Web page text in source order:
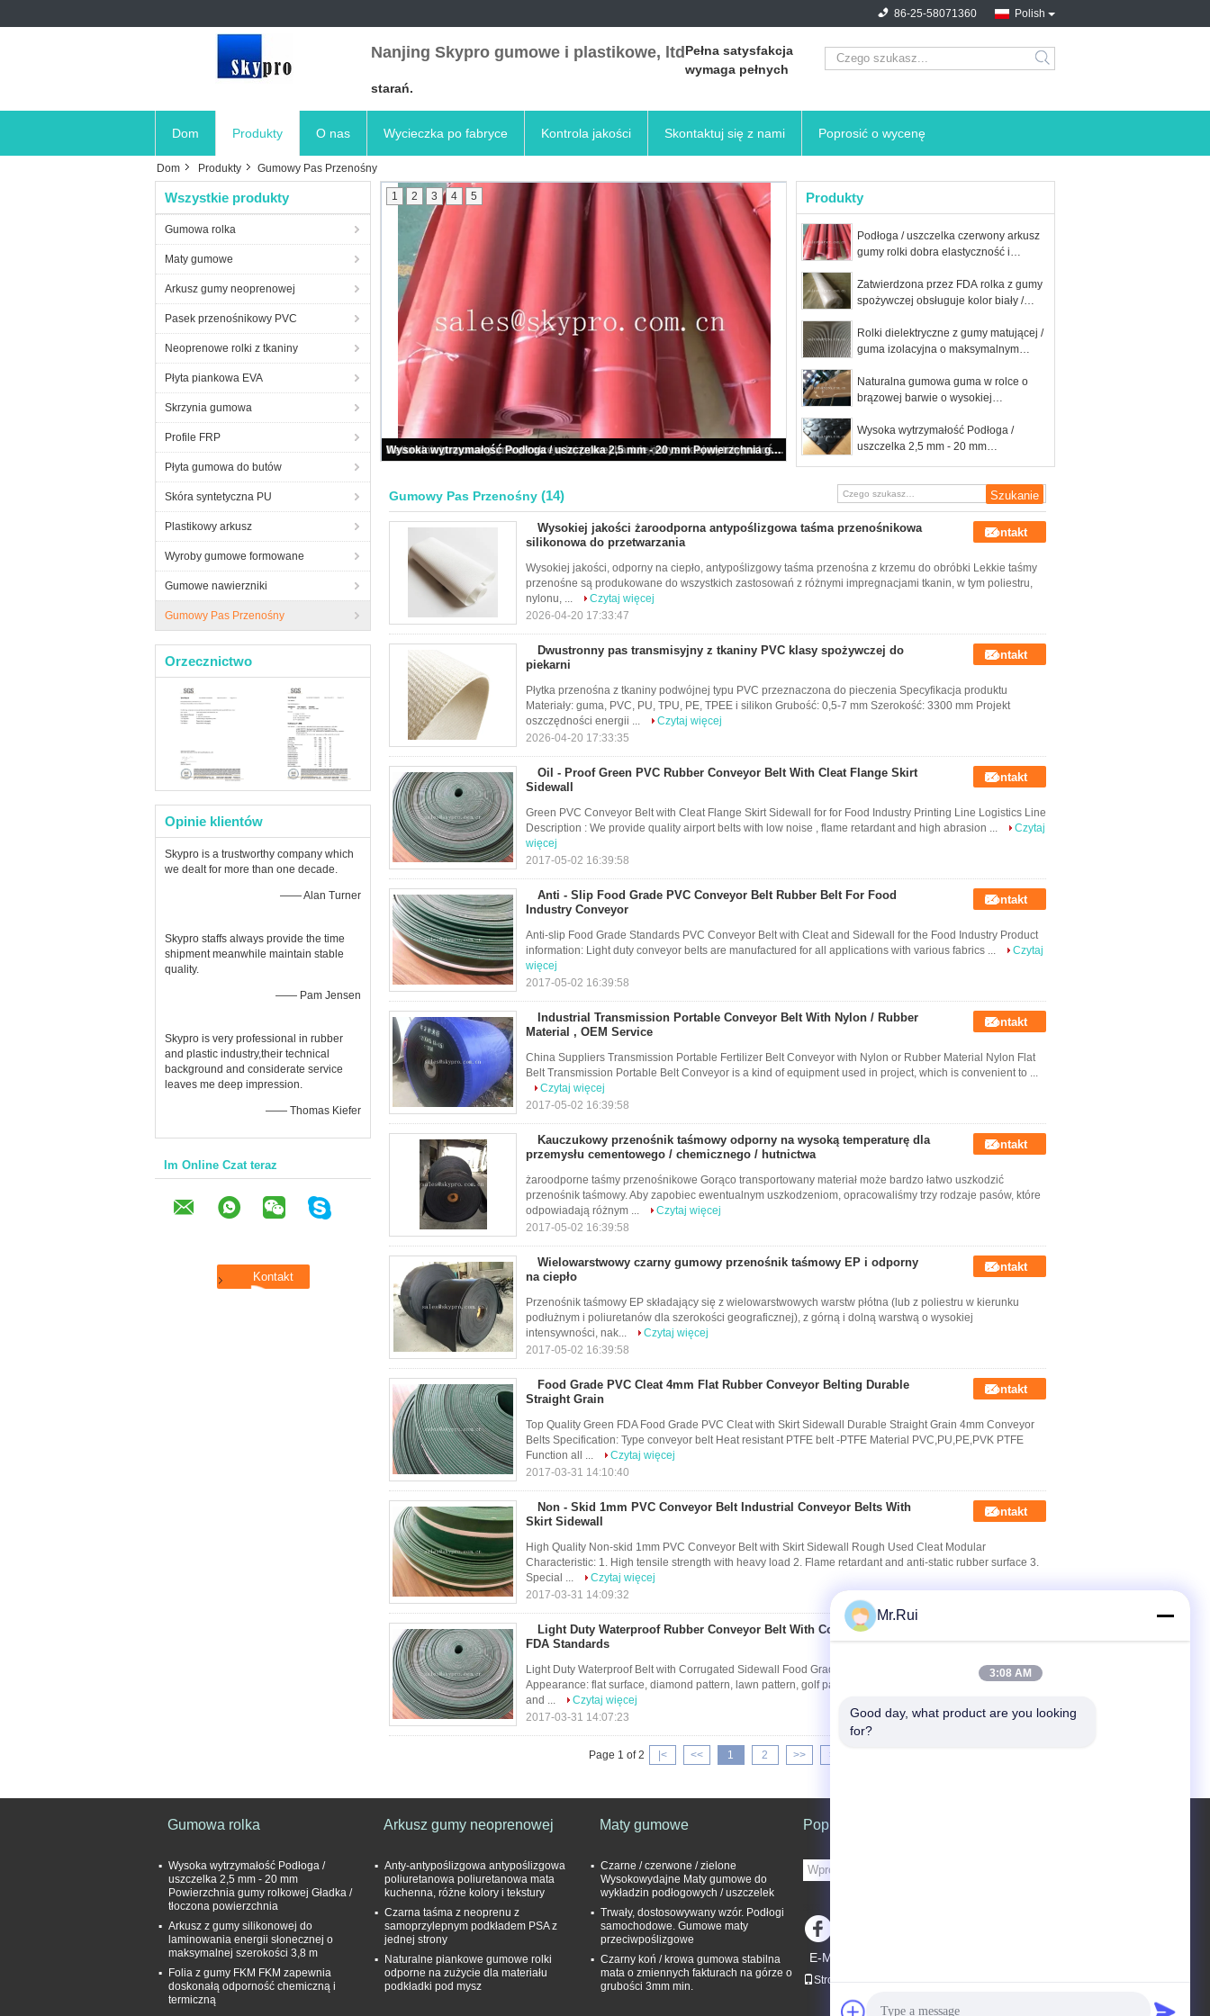
Polish
86-25-58071360
Nanjing Skypro gumowe i plastikowe, ltd Pełna satysfakcja
wymaga pełnych
starań.
search
Dom Produkty O nas Wycieczka po fabryce Kontrola jakości Skontaktuj się z nami Poprosić o wycenę
Dom Produkty Gumowy Pas Przenośny
Wszystkie produkty
Gumowa rolka
Maty gumowe
Arkusz gumy neoprenowej
Pasek przenośnikowy PVC
Neoprenowe rolki z tkaniny
Płyta piankowa EVA
Skrzynia gumowa
Profile FRP
Płyta gumowa do butów
Skóra syntetyczna PU
Plastikowy arkusz
Wyroby gumowe formowane
Gumowe nawierzniki
Gumowy Pas Przenośny
Orzecznictwo
Opinie klientów
Skypro is a trustworthy company which
we dealt for more than one decade.
—— Alan Turner
Skypro staffs always provide the time
shipment meanwhile maintain stable
quality.
—— Pam Jensen
Skypro is very professional in rubber
and plastic industry,their technical
background and considerate service
leaves me deep impression.
—— Thomas Kiefer
Im Online Czat teraz
Podłoga / uszczelka czerwony arkusz gumy rolki dobra elastyczność i odporność na zużycie
1 2 3 4 5 Produkty
Podłoga / uszczelka czerwony arkusz
gumy rolki dobra elastyczność i
Zatwierdzona przez FDA rolka z gumy
spożywczej obsługuje kolor biały /
Rolki dielektryczne z gumy matującej /
guma izolacyjna o maksymalnym
Naturalna gumowa guma w rolce o
brązowej barwie o wysokiej
tłoczenia uszczelek / podkładek
Wysoka wytrzymałość Podłoga /
uszczelka 2,5 mm - 20 mm
Gumowy Pas Przenośny (14)
Wysokiej jakości żaroodporna antypoślizgowa taśma przenośnikowa
silikonowa do przetwarzania
Kontakt
Wysokiej jakości, odporny na ciepło, antypoślizgowy taśma przenośna z krzemu do obróbki Lekkie taśmy
przenośne są produkowane do wszystkich zastosowań z różnymi impregnacjami tkanin, w tym poliestru,
nylonu, ...
Czytaj więcej
2026-04-20 17:33:47
Dwustronny pas transmisyjny z tkaniny PVC klasy spożywczej do
piekarni
Kontakt
Płytka przenośna z tkaniny podwójnej typu PVC przeznaczona do pieczenia Specyfikacja produktu
Materiały: guma, PVC, PU, TPU, PE, TPEE i silikon Grubość: 0,5-7 mm Szerokość: 3300 mm Projekt
oszczędności energii ...
Czytaj więcej
2026-04-20 17:33:35
Oil - Proof Green PVC Rubber Conveyor Belt With Cleat Flange Skirt
Sidewall
Kontakt
Green PVC Conveyor Belt with Cleat Flange Skirt Sidewall for for Food Industry Printing Line Logistics Line
Description : We provide quality airport belts with low noise , flame retardant and high abrasion ...
Czytaj
więcej
2017-05-02 16:39:58
Anti - Slip Food Grade PVC Conveyor Belt Rubber Belt For Food
Industry Conveyor
Kontakt
Anti-slip Food Grade Standards PVC Conveyor Belt with Cleat and Sidewall for the Food Industry Product
information: Light duty conveyor belts are manufactured for all applications with various fabrics ...
Czytaj
więcej
2017-05-02 16:39:58
Industrial Transmission Portable Conveyor Belt With Nylon / Rubber
Material , OEM Service
Kontakt
China Suppliers Transmission Portable Fertilizer Belt Conveyor with Nylon or Rubber Material Nylon Flat
Belt Transmission Portable Belt Conveyor is a kind of equipment used in project, which is convenient to ...
Czytaj więcej
2017-05-02 16:39:58
Kauczukowy przenośnik taśmowy odporny na wysoką temperaturę dla
przemysłu cementowego / chemicznego / hutnictwa
Kontakt
żaroodporne taśmy przenośnikowe Gorąco transportowany materiał może bardzo łatwo uszkodzić
przenośnik taśmowy. Aby zapobiec ewentualnym uszkodzeniom, opracowaliśmy trzy rodzaje pasów, które
odpowiadają różnym ...
Czytaj więcej
2017-05-02 16:39:58
Wielowarstwowy czarny gumowy przenośnik taśmowy EP i odporny
na ciepło
Kontakt
Przenośnik taśmowy EP składający się z wielowarstwowych warstw płótna (lub z poliestru w kierunku
podłużnym i poliuretanów dla szerokości geograficznej), z górną i dolną warstwą o wysokiej
intensywności, nak...
Czytaj więcej
2017-05-02 16:39:58
Food Grade PVC Cleat 4mm Flat Rubber Conveyor Belting Durable
Straight Grain
Kontakt
Top Quality Green FDA Food Grade PVC Cleat with Skirt Sidewall Durable Straight Grain 4mm Conveyor
Belts Specification: Type conveyor belt Heat resistant PTFE belt -PTFE Material PVC,PU,PE,PVK PTFE
Function all ...
Czytaj więcej
2017-03-31 14:10:40
Non - Skid 1mm PVC Conveyor Belt Industrial Conveyor Belts With
Skirt Sidewall
Kontakt
High Quality Non-skid 1mm PVC Conveyor Belt with Skirt Sidewall Rough Used Cleat Modular
Characteristic: 1. High tensile strength with heavy load 2. Flame retardant and anti-static rubber surface 3.
Special ...
Czytaj więcej
2017-03-31 14:09:32
Light Duty Waterproof Rubber Conveyor Belt With Corrugated Sidewall
FDA Standards
Light Duty Waterproof Belt with Corrugated Sidewall Food Grade PU Conveyor Belts FDA Standards
Appearance: flat surface, diamond pattern, lawn pattern, golf pattern etc. Advantages: PVC: economical
and ...
Czytaj więcej
2017-03-31 14:07:23
Page 1 of 2 |< << 1 2 >> >|
Gumowa rolka
Wysoka wytrzymałość Podłoga /
uszczelka 2,5 mm - 20 mm
Powierzchnia gumy rolkowej Gładka /
tłoczona powierzchnia
Arkusz z gumy silikonowej do
laminowania energii słonecznej o
maksymalnej szerokości 3,8 m
Folia z gumy FKM FKM zapewnia
doskonałą odporność chemiczną i
termiczną
Arkusz gumy neoprenowej
Anty-antypoślizgowa antypoślizgowa
poliuretanowa poliuretanowa mata
kuchenna, różne kolory i tekstury
Czarna taśma z neoprenu z
samoprzylepnym podkładem PSA z
jednej strony
Naturalne piankowe gumowe rolki
odporne na zużycie dla materiału
podkładki pod mysz
Maty gumowe
Czarne / czerwone / zielone
Wysokowydajne Maty gumowe do
wykładzin podłogowych / uszczelek
Trwały, dostosowywany wzór. Podłogi
samochodowe. Gumowe maty
przeciwpoślizgowe
Czarny koń / krowa gumowa stabilna
mata o zmiennych fakturach na górze o
grubości 3mm min.
Poprosić o wycenę
E-Mail
Strona mobilna
Mr.Rui
3:08 AM
Good day, what product are you looking
for?